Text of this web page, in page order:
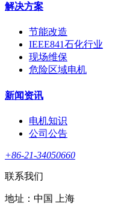
解决方案
节能改造
IEEE841石化行业
现场维保
危险区域电机
新闻资讯
电机知识
公司公告
+86-21-34050660
联系我们
地址：中国 上海